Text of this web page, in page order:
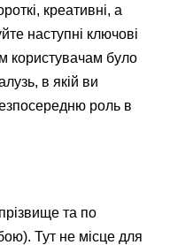
креативні, а
наступні ключові
користувачам було
в якій ви
роль в
та по
Тут не місце для